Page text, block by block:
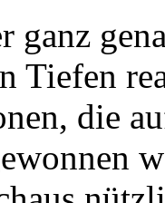
ganz
Tiefen
die